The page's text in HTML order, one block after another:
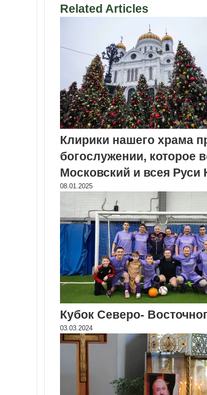
Related Articles
Клирики нашего храма
богослужении, которое
Московский и всея Руси
08.01.2025
Кубок Северо-
03.03.2024